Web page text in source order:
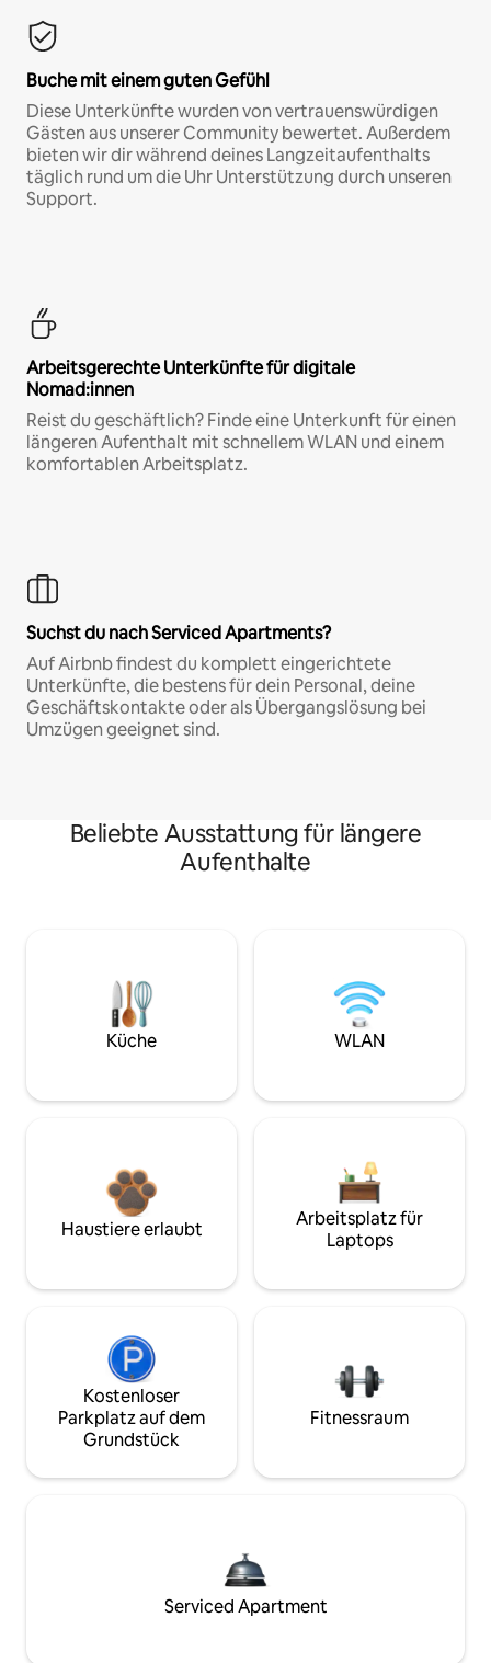
Buche mit einem guten Gefühl
Diese Unterkünfte wurden von vertrauenswürdigen
Gästen aus unserer Community bewertet. Außerdem
bieten wir dir während deines Langzeitaufenthalts
täglich rund um die Uhr Unterstützung durch unseren
Support.
Arbeitsgerechte Unterkünfte für digitale
Nomad:innen
Reist du geschäftlich? Finde eine Unterkunft für einen
längeren Aufenthalt mit schnellem WLAN und einem
komfortablen Arbeitsplatz.
Suchst du nach Serviced Apartments?
Auf Airbnb findest du komplett eingerichtete
Unterkünfte, die bestens für dein Personal, deine
Geschäftskontakte oder als Übergangslösung bei
Umzügen geeignet sind.
Beliebte Ausstattung für längere
Aufenthalte
Küche WLAN
Haustiere erlaubt
Arbeitsplatz für
Laptops
Kostenloser
Parkplatz auf dem
Grundstück
Fitnessraum
Serviced Apartment